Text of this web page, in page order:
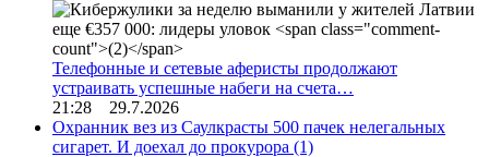
Телефонные и сетевые аферисты продолжают
устраивать успешные набеги на счета…
21:28 29.7.2026
Охранник вез из Саулкрасты 500 пачек нелегальных
сигарет. И доехал до прокурора (1)